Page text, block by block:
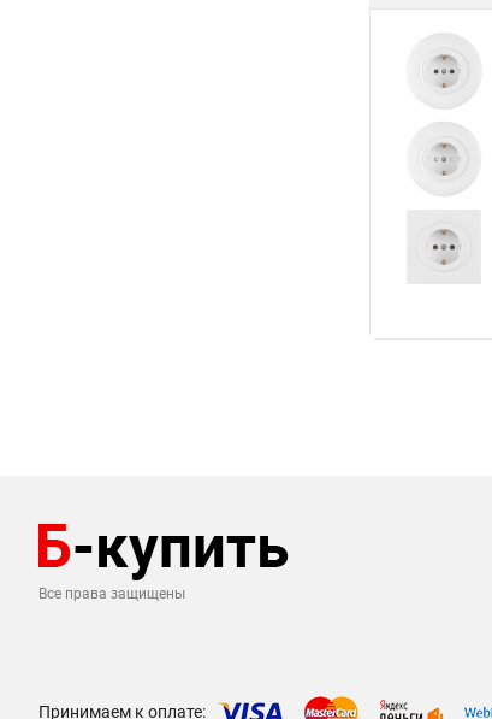
Все права защищены
Принимаем к оплате: